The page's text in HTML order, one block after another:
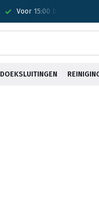
Voor 15:00 besteld? Is
DOEKSLUITINGEN